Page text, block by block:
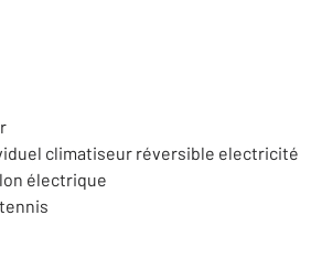
climatiseur réversible electricité
électrique